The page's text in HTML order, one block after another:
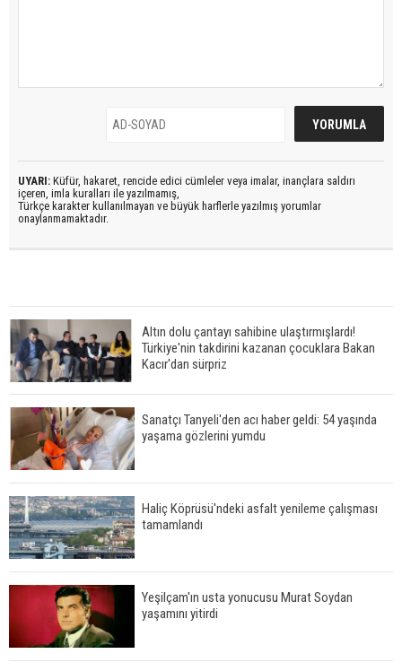
UYARI: Küfür, hakaret, rencide edici cümleler veya imalar, inançlara saldırı
içeren, imla kuralları ile yazılmamış,
Türkçe karakter kullanılmayan ve büyük harflerle yazılmış yorumlar
onaylanmamaktadır.
Altın dolu çantayı sahibine ulaştırmışlardı!
Türkiye'nin takdirini kazanan çocuklara Bakan
Kacır'dan sürpriz
Sanatçı Tanyeli'den acı haber geldi: 54 yaşında
yaşama gözlerini yumdu
Haliç Köprüsü'ndeki asfalt yenileme çalışması
tamamlandı
Yeşilçam'ın usta yonucusu Murat Soydan
yaşamını yitirdi